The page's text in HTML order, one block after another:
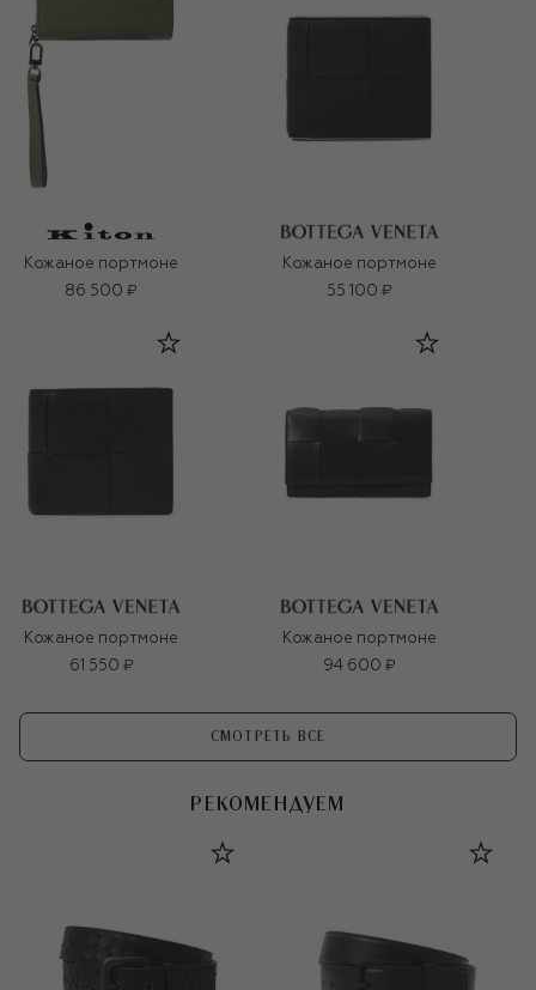
Кожаное портмоне
86 500 ₽
Кожаное портмоне
55 100 ₽
Кожаное портмоне
61 550 ₽
Кожаное портмоне
94 600 ₽
СМОТРЕТЬ ВСЕ
РЕКОМЕНДУЕМ